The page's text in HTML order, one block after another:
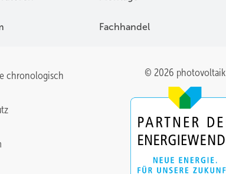
Fachhandel
chronologisch © 2026 photovoltaik